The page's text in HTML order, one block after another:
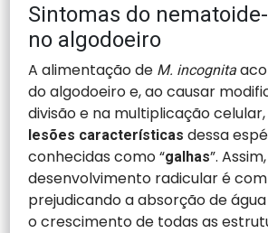
Sintomas do
no algodoeiro
A alimentação de M. incognita
do algodoeiro e, ao causar
divisão e na multiplicação
lesões características dessa
conhecidas como “galhas”.
desenvolvimento radicular é
prejudicando a absorção de
o crescimento de todas as